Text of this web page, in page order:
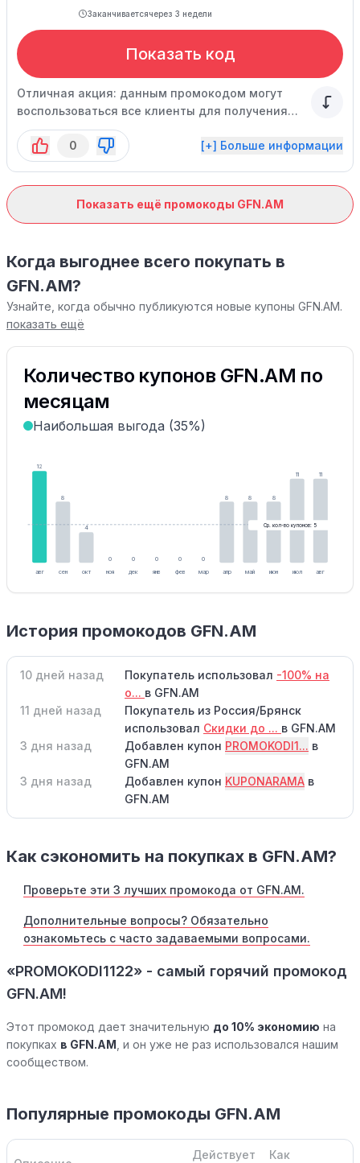
Заканчиваетсячерез 3 недели
Показать код
Отличная акция: данным промокодом могут
воспользоваться все клиенты для получения
приятной скидки на подписку. Не упустите
возможность воспользоваться этим
специальным предложением, ведь срок акции
0 [+] Больше информации
Показать ещё промокоды GFN.AM
Когда выгоднее всего покупать в
GFN.AM?
Узнайте, когда обычно публикуются новые купоны GFN.AM.
показать ещё
Количество купонов GFN.AM по
месяцам
Наибольшая выгода (35%)
12
авг
8
сен
4
окт
0
ноя
0
дек
0
янв
0
фев
0
мар
8
апр
8
май
8
июн
11
июл
11
авг
Ср. кол-во купонов: 5
История промокодов GFN.AM
10 дней назад Покупатель использовал -100% на
о... в GFN.AM
11 дней назад
Покупатель из Россия/Брянск
использовал Скидки до ... в GFN.AM
3 дня назад
Добавлен купон PROMOKODI1... в
GFN.AM
3 дня назад
Добавлен купон KUPONARAMA в
GFN.AM
Как сэкономить на покупках в GFN.AM?
Проверьте эти 3 лучших промокода от GFN.AM.
Дополнительные вопросы? Обязательно
ознакомьтесь с часто задаваемыми вопросами.
«PROMOKODI1122» - самый горячий промокод
GFN.AM!
Этот промокод дает значительную до 10% экономию на
покупках в GFN.AM , и он уже не раз использовался нашим
сообществом.
Популярные промокоды GFN.AM
Действует Как